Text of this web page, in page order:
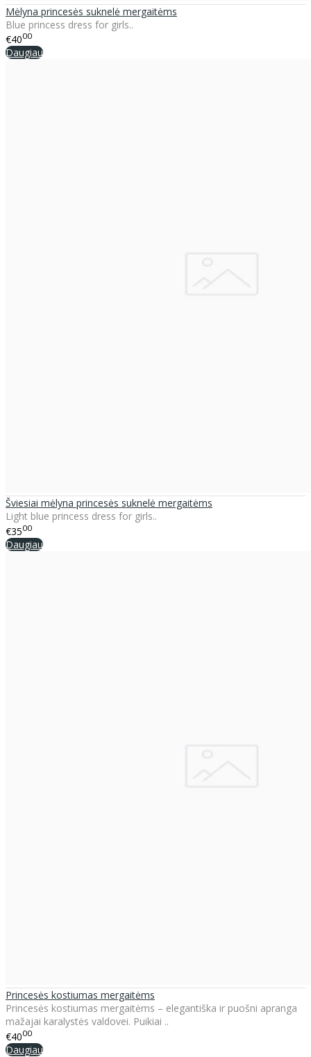
Mėlyna princesės suknelė mergaitėms
Blue princess dress for girls..
€4000
Daugiau
Šviesiai mėlyna princesės suknelė mergaitėms
Light blue princess dress for girls..
€3500
Daugiau
Princesės kostiumas mergaitėms
Princesės kostiumas mergaitėms – elegantiška ir puošni apranga
mažajai karalystės valdovei. Puikiai ..
€4000
Daugiau